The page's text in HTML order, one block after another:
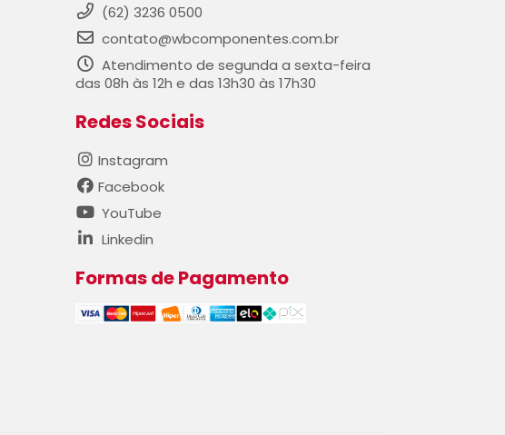
(62) 3236 0500
contato@wbcomponentes.com.br
Atendimento de segunda a sexta-feira
das 08h às 12h e das 13h30 às 17h30
Redes Sociais
Instagram
Facebook
YouTube
Linkedin
Formas de Pagamento